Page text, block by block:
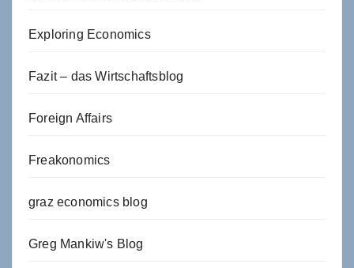
Exploring Economics
Fazit – das Wirtschaftsblog
Foreign Affairs
Freakonomics
graz economics blog
Greg Mankiw's Blog